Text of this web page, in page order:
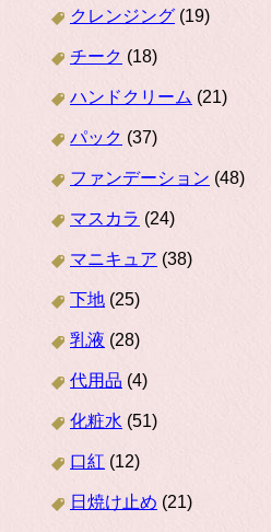
クレンジング (19)
チーク (18)
ハンドクリーム (21)
パック (37)
ファンデーション (48)
マスカラ (24)
マニキュア (38)
下地 (25)
乳液 (28)
代用品 (4)
化粧水 (51)
口紅 (12)
日焼け止め (21)